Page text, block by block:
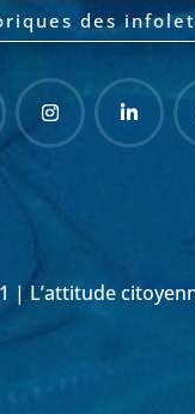
des
| L’attitude